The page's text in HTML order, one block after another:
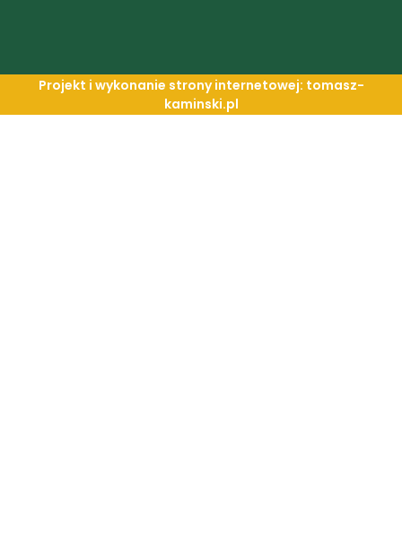
Projekt i wykonanie strony internetowej: tomasz-
kaminski.pl